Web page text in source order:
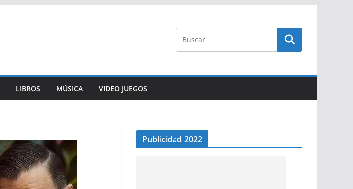
LIBROS MÚSICA VIDEO JUEGOS
Publicidad 2022